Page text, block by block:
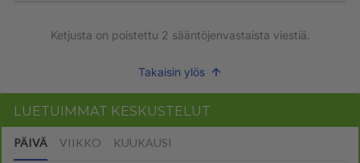
Ketjusta on poistettu 2 sääntöjenvastaista viestiä.
Takaisin ylös
LUETUIMMAT KESKUSTELUT
PÄIVÄ VIIKKO KUUKAUSI